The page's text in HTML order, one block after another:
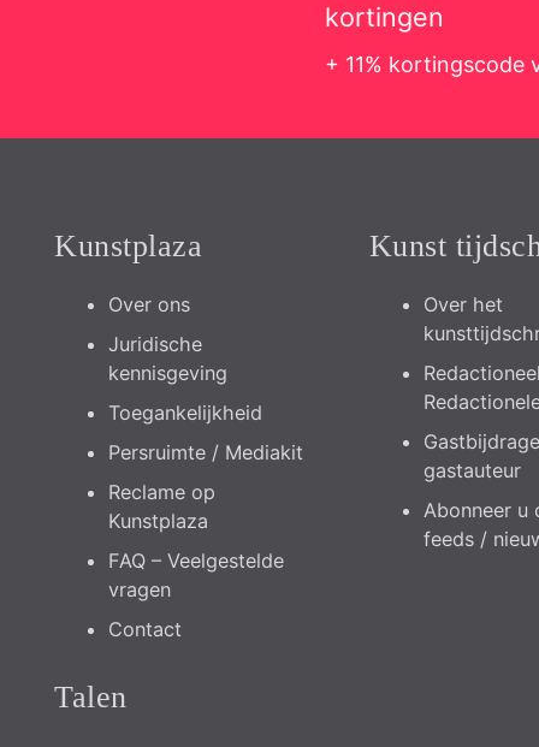
kortingen
+ 11% kortingscode
Kunstplaza
Over ons
Juridische
kennisgeving
Toegankelijkheid
Persruimte / Mediakit
Reclame op
Kunstplaza
FAQ – Veelgestelde
vragen
Contact
Talen
Kunst
Over het
gastauteur
Abonneer u
feeds /